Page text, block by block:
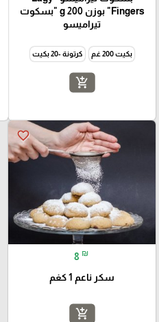
Fingers" بوزن 200 g "بسكوت
تيراميسو
بكيت 200 غم كرتونة -20 بكيت
add_shopping_cart
favorite_border
8 ₪
سكر ناعم 1 كغم
add_shopping_cart